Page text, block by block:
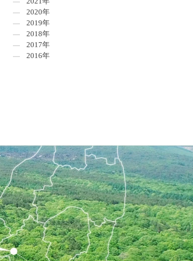
2020年
2019年
2018年
2017年
2016年